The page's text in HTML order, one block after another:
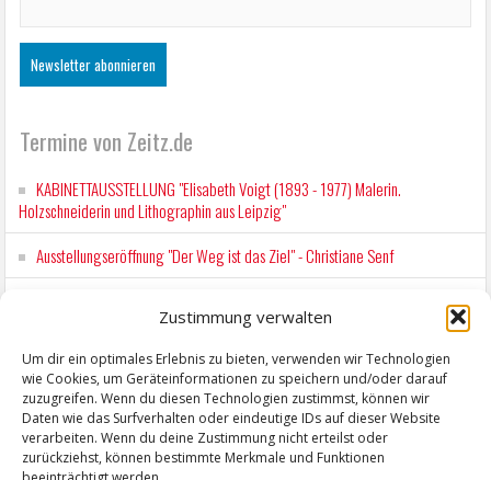
Zustimmung verwalten
Um dir ein optimales Erlebnis zu bieten, verwenden wir Technologien
wie Cookies, um Geräteinformationen zu speichern und/oder darauf
zuzugreifen. Wenn du diesen Technologien zustimmst, können wir
Daten wie das Surfverhalten oder eindeutige IDs auf dieser Website
verarbeiten. Wenn du deine Zustimmung nicht erteilst oder
zurückziehst, können bestimmte Merkmale und Funktionen
Termine von Zeitz.de
KABINETTAUSSTELLUNG "Elisabeth Voigt (1893 - 1977) Malerin.
Holzschneiderin und Lithographin aus Leipzig"
Ausstellungseröffnung "Der Weg ist das Ziel" - Christiane Senf
Kunstfest Zeitz